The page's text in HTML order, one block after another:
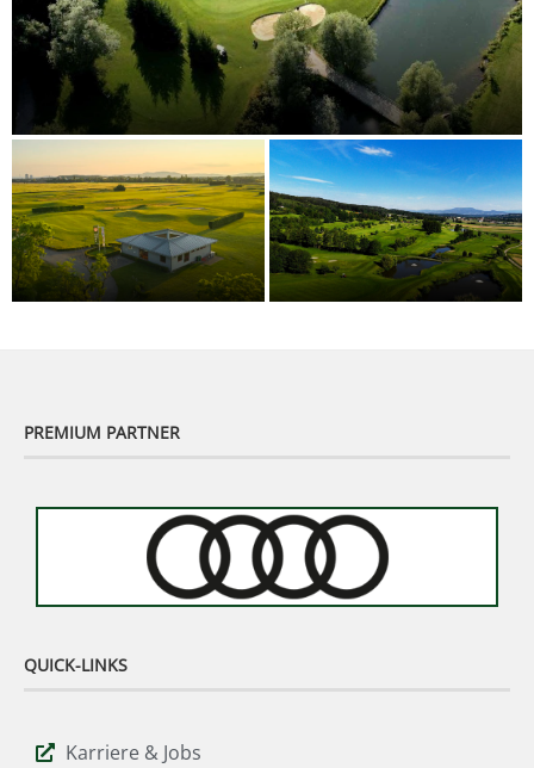
Golfclub Erzherzog Johann
Citygolf Vienna Golfclub Bad Waltersdorf
PREMIUM PARTNER
QUICK-LINKS
Karriere & Jobs